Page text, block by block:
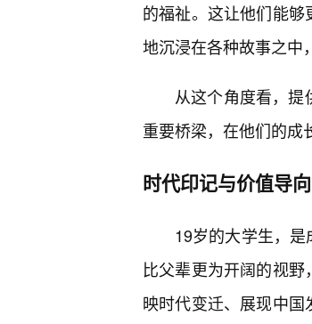
的福祉。这让他们能
地沉浸在各种故事之中
从这个角度看，提
重要桥梁，在他们的成
时代印记与价值导
19岁的大学生，
比父辈更为开阔的视
映时代变迁、展现中